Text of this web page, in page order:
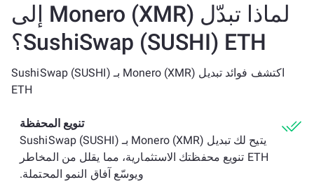
لماذا تبدّل Monero (XMR) إلى
SushiSwap (SUSHI) ETH؟
اكتشف فوائد تبديل Monero (XMR) بـ SushiSwap (SUSHI)
ETH
تنويع المحفظة
يتيح لك تبديل Monero (XMR) بـ SushiSwap (SUSHI)
ETH تنويع محفظتك الاستثمارية، مما يقلل من المخاطر
ويوسّع آفاق النمو المحتملة.